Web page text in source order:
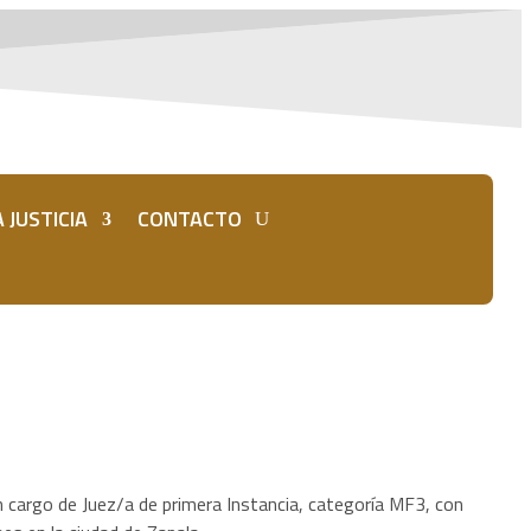
JUSTICIA CONTACTO
de Juez/a de primera Instancia, categoría MF3, con